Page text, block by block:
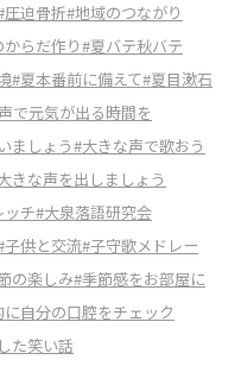
圧迫骨折#地域のつながり
らだ作り#夏バテ秋バテ
#夏本番前に備えて#夏目漱石
で元気が出る時間を
ましょう#大きな声で歌おう
きな声を出しましょう
チ#大泉落語研究会
子供と交流#子守歌メドレー
の楽しみ#季節感をお部屋に
自分の口腔をチェック
た笑い話